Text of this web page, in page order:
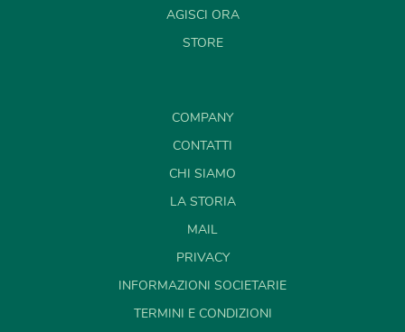
AGISCI ORA
STORE
COMPANY
CONTATTI
CHI SIAMO
LA STORIA
MAIL
PRIVACY
INFORMAZIONI SOCIETARIE
TERMINI E CONDIZIONI